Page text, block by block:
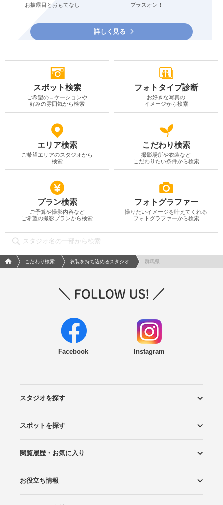
お披露目とおもてなし
プラスオン！
詳しく見る
スポット検索
ご希望のロケーションや
好みの雰囲気から検索
フォトタイプ診断
お好きな写真の
イメージから検索
エリア検索
ご希望エリアのスタジオから
検索
こだわり検索
撮影場所や衣装など
こだわりたい条件から検索
プラン検索
ご予算や撮影内容など
ご希望の撮影プランから検索
フォトグラファー
撮りたいイメージを叶えてくれる
フォトグラファーから検索
フォトウエディング/結婚写真のPhotorait ホーム
こだわり検索 衣装を持ち込めるスタジオ 群馬県
Facebook Instagram
スタジオを探す
エリアから探す
こだわりから探す
NEW PHOTO STYLE
プランから探す
フォトタイプ診断
フォトグラファーから探す
国内リゾートから探す
スポットを探す
ロケーションから探す
スタジオから探す
閲覧履歴・お気に入り
閲覧スタジオ
お気に入り
お役立ち情報